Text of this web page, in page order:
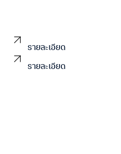
รายละเอียด
รายละเอียด